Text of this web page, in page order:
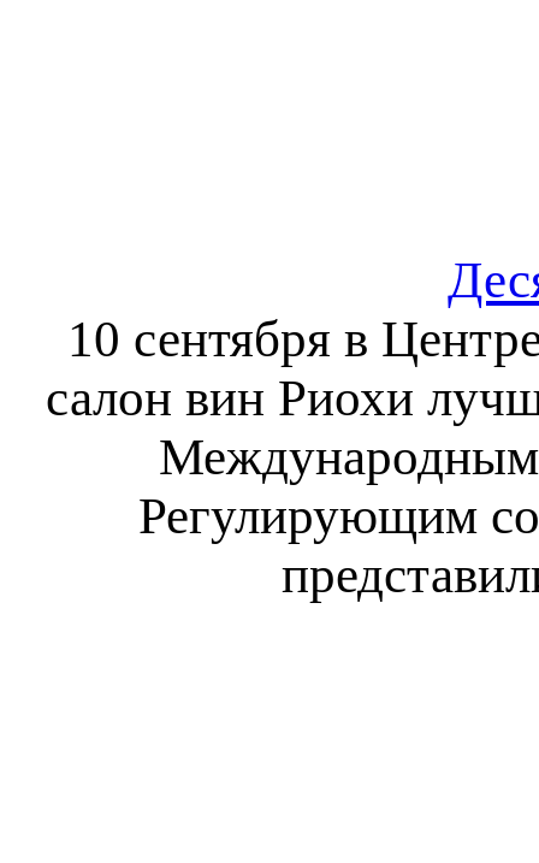
10 сентября в
салон вин Риохи
Международным
Регулирующим